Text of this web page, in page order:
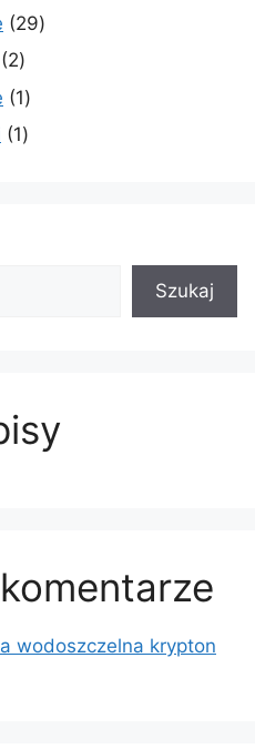
produkty
2929
22
produkty
11
produkt
11
Szukaj
wodoszczelna krypton